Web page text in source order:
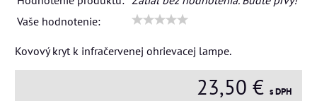
Vaše hodnotenie:
Kovový kryt k infračervenej ohrievacej lampe.
23,50 € s DPH